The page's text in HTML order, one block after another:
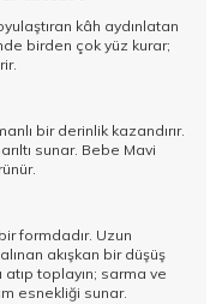
kâh aydınlatan
birden çok yüz kurar;
bir derinlik kazandırır.
sunar. Bebe Mavi
formdadır. Uzun
akışkan bir düşüş
toplayın; sarma ve
esnekliği sunar.